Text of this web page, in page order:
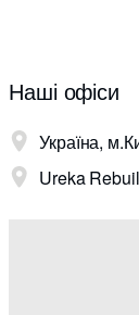
Наші офіси
Україна,
Ureka